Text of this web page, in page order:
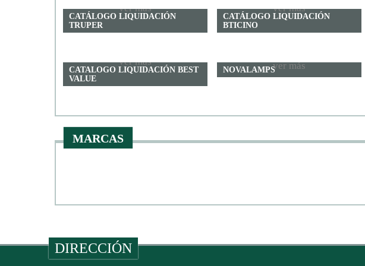
CATÁLOGO LIQUIDACIÓN
TRUPER
ver más
CATÁLOGO LIQUIDACIÓN
BTICINO
ver más
CATALOGO LIQUIDACIÓN BEST
VALUE
ver más
NOVALAMPSver más
MARCAS
DIRECCIÓN